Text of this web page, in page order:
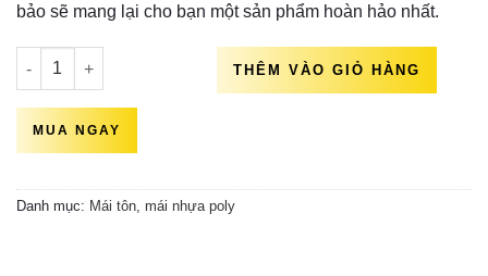
bảo sẽ mang lại cho bạn một sản phẩm hoàn hảo nhất.
Mái tôn sắt mỹ thuật cho biệt thự màu đỏ đô chất lượng số
THÊM VÀO GIỎ HÀNG
MUA NGAY
Danh mục: Mái tôn, mái nhựa poly